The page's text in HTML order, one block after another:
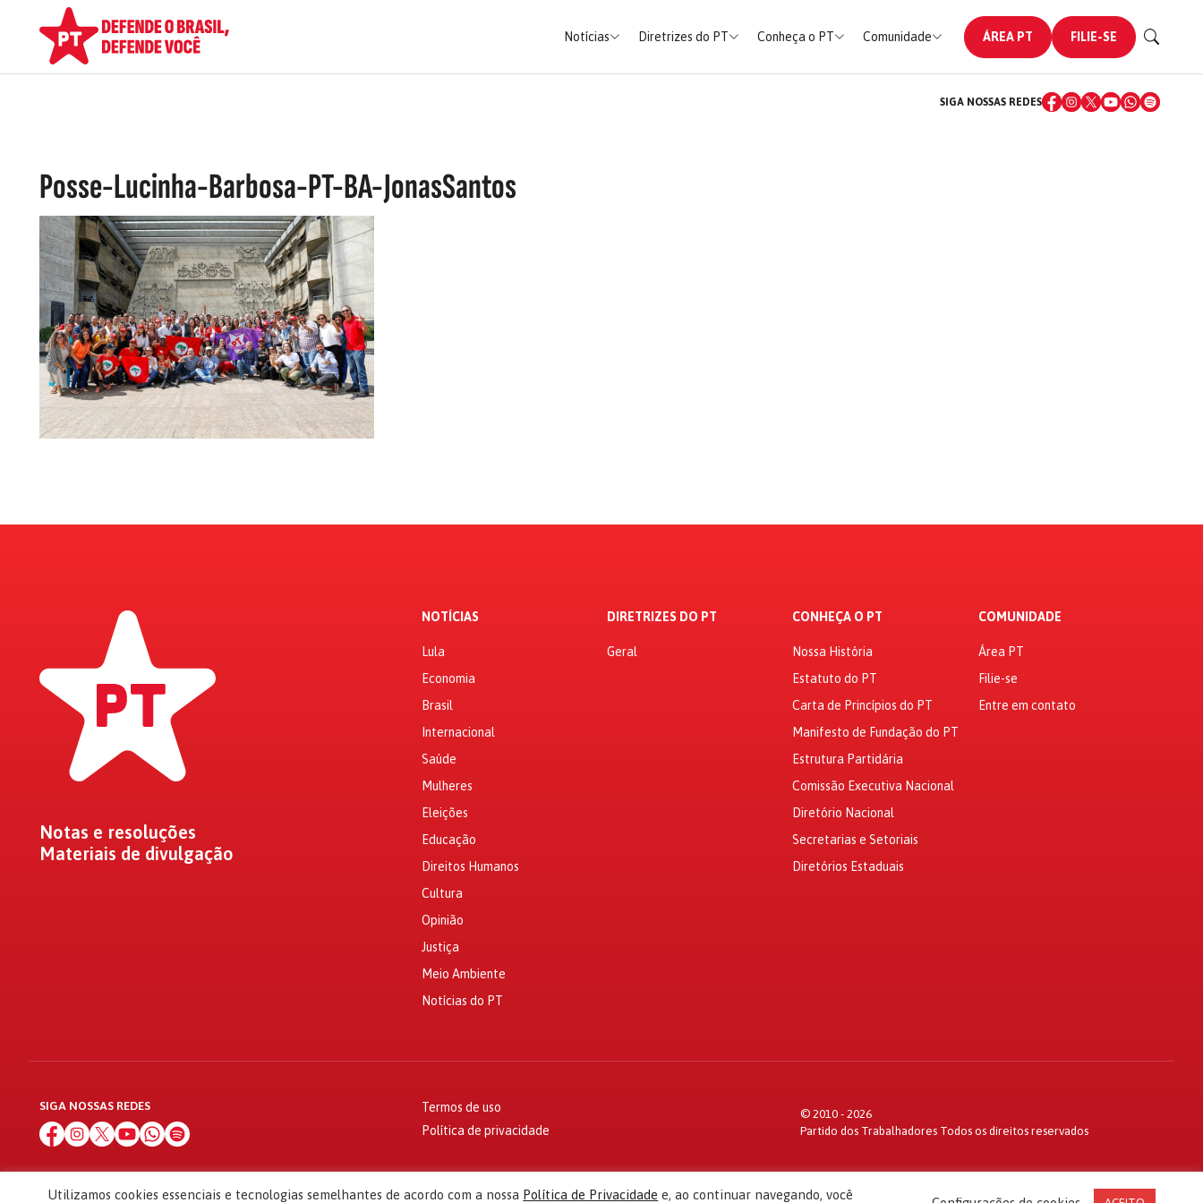
Notícias Diretrizes do PT Conheça o PT Comunidade ÁREA PT FILIE-SE
SIGA NOSSAS REDES
Posse-Lucinha-Barbosa-PT-BA-JonasSantos
Notas e resoluções
Materiais de divulgação
NOTÍCIAS
Lula
Economia
Brasil
Internacional
Saúde
Mulheres
Eleições
Educação
Direitos Humanos
Cultura
Opinião
Justiça
Meio Ambiente
Notícias do PT
DIRETRIZES DO PT
Geral
CONHEÇA O PT
Nossa História
Estatuto do PT
Carta de Princípios do PT
Manifesto de Fundação do PT
Estrutura Partidária
Comissão Executiva Nacional
Diretório Nacional
Secretarias e Setoriais
Diretórios Estaduais
COMUNIDADE
Área PT
Filie-se
Entre em contato
SIGA NOSSAS REDES
Termos de uso
Política de privacidade
© 2010 - 2026
Partido dos Trabalhadores Todos os direitos reservados
Utilizamos cookies essenciais e tecnologias semelhantes de acordo com a nossa Política de Privacidade e, ao continuar navegando, você